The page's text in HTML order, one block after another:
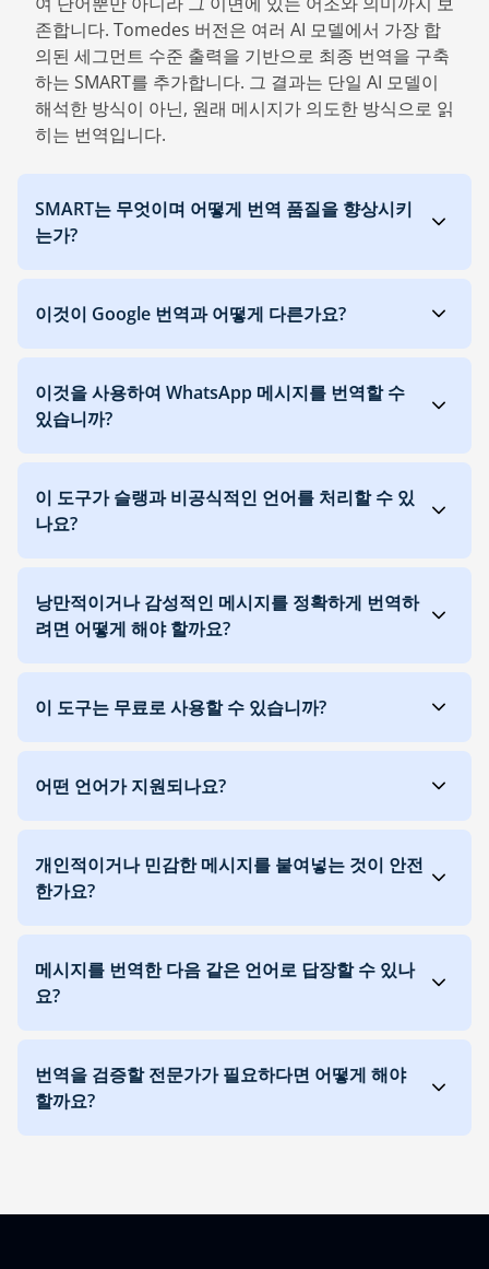
존합니다. Tomedes 버전은 여러 AI 모델에서 가장 합
의된 세그먼트 수준 출력을 기반으로 최종 번역을 구축
하는 SMART를 추가합니다. 그 결과는 단일 AI 모델이
해석한 방식이 아닌, 원래 메시지가 의도한 방식으로 읽
히는 번역입니다.
SMART는 무엇이며 어떻게 번역 품질을 향상시키
는가?
이것이 Google 번역과 어떻게 다른가요?
이것을 사용하여 WhatsApp 메시지를 번역할 수
있습니까?
이 도구가 슬랭과 비공식적인 언어를 처리할 수 있
나요?
낭만적이거나 감성적인 메시지를 정확하게 번역하
려면 어떻게 해야 할까요?
이 도구는 무료로 사용할 수 있습니까?
어떤 언어가 지원되나요?
개인적이거나 민감한 메시지를 붙여넣는 것이 안전
한가요?
메시지를 번역한 다음 같은 언어로 답장할 수 있나
요?
번역을 검증할 전문가가 필요하다면 어떻게 해야
할까요?